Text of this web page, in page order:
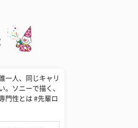
一人、同じキャリ
。ソニーで描く、
門性とは #先輩ロ